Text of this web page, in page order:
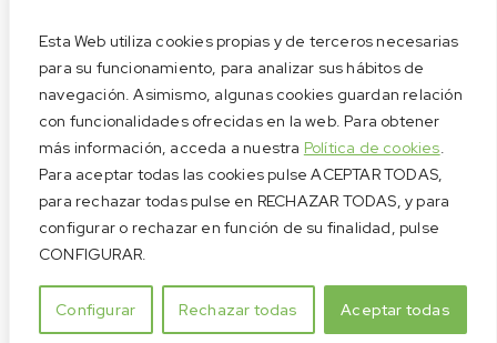
Esta Web utiliza cookies propias y de terceros necesarias
para su funcionamiento, para analizar sus hábitos de
navegación. Asimismo, algunas cookies guardan relación
con funcionalidades ofrecidas en la web. Para obtener
más información, acceda a nuestra Política de cookies.
Para aceptar todas las cookies pulse ACEPTAR TODAS,
para rechazar todas pulse en RECHAZAR TODAS, y para
configurar o rechazar en función de su finalidad, pulse
CONFIGURAR.
Configurar Rechazar todas Aceptar todas
Privacidad
Cookies
Condiciones de compra
Privacidad
Cookies
Pago seguro